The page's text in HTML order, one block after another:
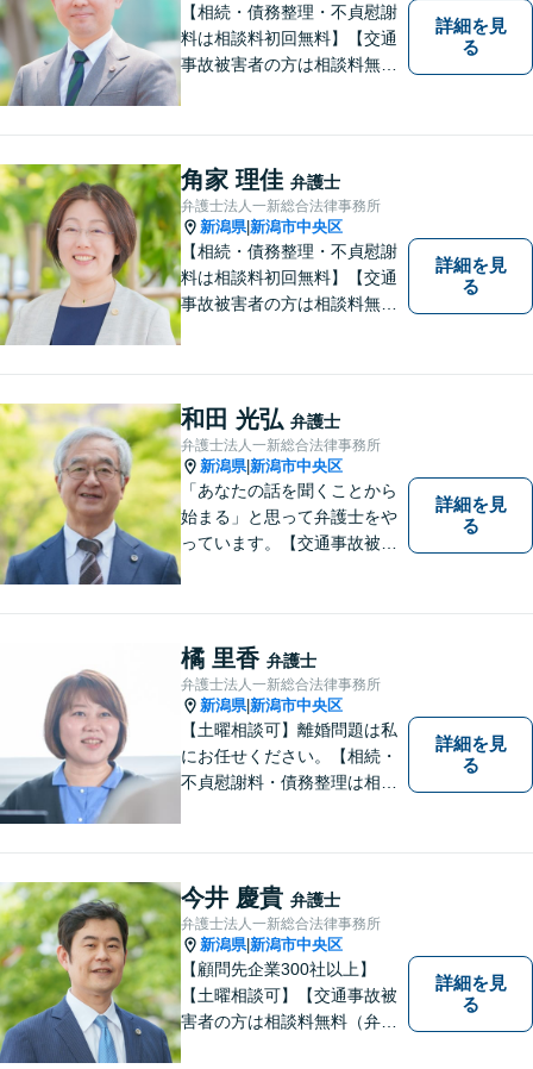
【相続・債務整理・不貞慰謝
料は相談料初回無料】【交通
事故被害者の方は相談料無料
ただける弁護士になりたいと
思っています。
詳細を見
る
角家 理佳 弁護士
弁護士法人一新総合法律事務所
新潟県|新潟市中央区
【相続・債務整理・不貞慰謝
料は相談料初回無料】【交通
事故被害者の方は相談料無料
「しんなら強い」弁護士にな
るため日々研鑽を積んでいま
す
詳細を見
る
和田 光弘 弁護士
弁護士法人一新総合法律事務所
新潟県|新潟市中央区
「あなたの話を聞くことから
始まる」と思って弁護士をや
っています。【交通事故被害
く）】【相続・債務整理・労
災・不貞慰謝料は相談料初回
無料】【顧問先企業300社以
上】
詳細を見
る
橘 里香 弁護士
弁護士法人一新総合法律事務所
新潟県|新潟市中央区
【土曜相談可】離婚問題は私
にお任せください。【相続・
不貞慰謝料・債務整理は相談
費用特約利用の場合は除
く）】
詳細を見
る
今井 慶貴 弁護士
弁護士法人一新総合法律事務所
新潟県|新潟市中央区
【顧問先企業300社以上】
【土曜相談可】【交通事故被
害者の方は相談料無料（弁護
詳細を見
る